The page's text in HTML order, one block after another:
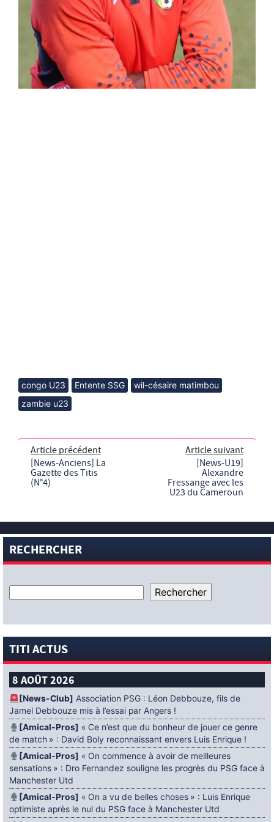
congo U23 Entente SSG
wil-césaire matimbou
zambie u23
Article précédent
[News-Anciens] La
Gazette des Titis
(N°4)
Article suivant
[News-U19]
Alexandre
Fressange avec les
U23 du Cameroun
RECHERCHER
TITI ACTUS
8 AOÛT 2026
[News-Club] Association PSG : Léon Debbouze, fils de
Jamel Debbouze mis à l’essai par Angers !
[Amical-Pros] « Ce n’est que du bonheur de jouer ce genre
de match » : David Boly reconnaissant envers Luis Enrique !
[Amical-Pros] « On commence à avoir de meilleures
sensations » : Dro Fernandez souligne les progrès du PSG face à
Manchester Utd
[Amical-Pros] « On a vu de belles choses » : Luis Enrique
optimiste après le nul du PSG face à Manchester Utd